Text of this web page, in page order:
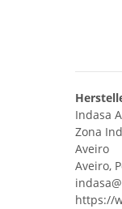
Indasa
Zona
Aveiro
Aveiro,
https://